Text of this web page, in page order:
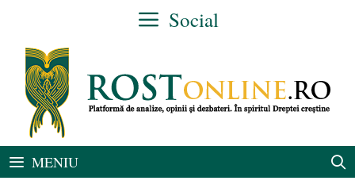
conținut
Social
MENIU